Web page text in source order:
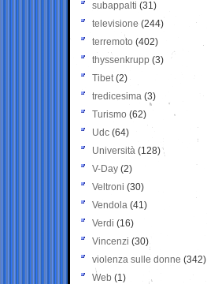
subappalti (31)
televisione(244)
terremoto (402)
thyssenkrupp (3)
Tibet(2)
tredicesima (3)
Turismo (62)
Udc (64)
Università (128)
V-Day (2)
Veltroni (30)
Vendola (41)
Verdi (16)
Vincenzi (30)
violenza sulle donne (342)
Web (1)